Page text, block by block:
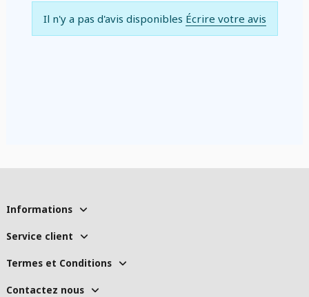
Il n'y a pas d'avis disponibles Écrire votre avis
Informations
Service client
Termes et Conditions
Contactez nous